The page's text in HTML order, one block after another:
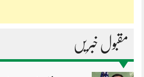
مقبول خبریں